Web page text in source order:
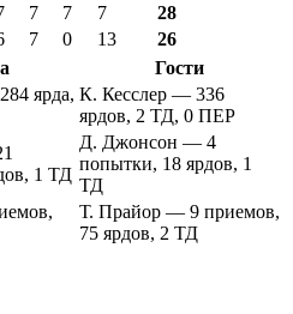
7 7 7
28
7 0 13
26
Гости
ярда, К. Кесслер — 336
ярдов, 2 ТД, 0 ПЕР
1 ТД
Д. Джонсон — 4
попытки, 18 ярдов, 1
ТД
Т. Прайор — 9 приемов,
75 ярдов, 2 ТД